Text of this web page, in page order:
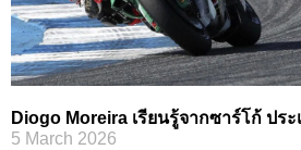
Diogo Moreira เรียนรู้จากซาร์โก้ ปร
5 March 2026